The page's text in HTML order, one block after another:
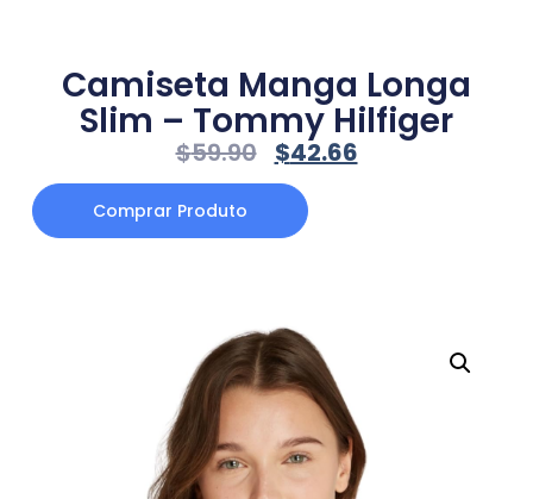
Camiseta Manga Longa
Slim – Tommy Hilfiger
$59.90 $42.66
Comprar Produto